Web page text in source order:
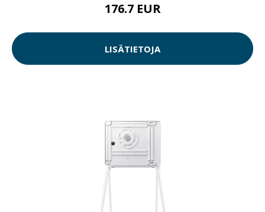
176.7 EUR
LISÄTIETOJA